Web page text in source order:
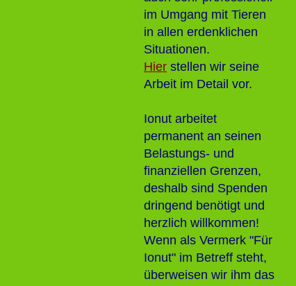
im Umgang mit Tieren
in allen erdenklichen
Situationen.
Hier stellen wir seine
Arbeit im Detail vor.
Ionut arbeitet
permanent an seinen
Belastungs- und
finanziellen Grenzen,
deshalb sind Spenden
dringend benötigt und
herzlich willkommen!
Wenn als Vermerk "Für
Ionut" im Betreff steht,
überweisen wir ihm das